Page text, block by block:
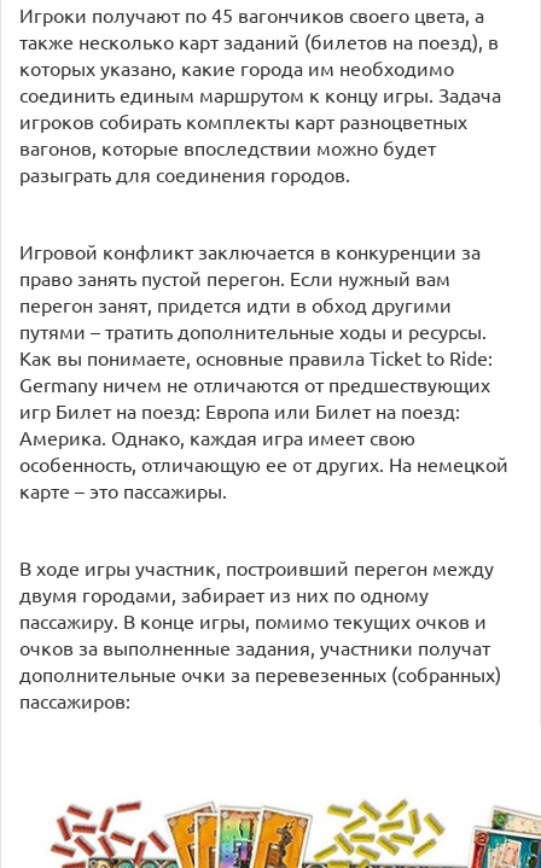
Игроки получают по 45 вагончиков своего цвета, а
также несколько карт заданий (билетов на поезд), в
которых указано, какие города им необходимо
соединить единым маршрутом к концу игры. Задача
игроков собирать комплекты карт разноцветных
вагонов, которые впоследствии можно будет
разыграть для соединения городов.
Игровой конфликт заключается в конкуренции за
право занять пустой перегон. Если нужный вам
перегон занят, придется идти в обход другими
путями – тратить дополнительные ходы и ресурсы.
Как вы понимаете, основные правила Ticket to Ride:
Germany ничем не отличаются от предшествующих
игр Билет на поезд: Европа или Билет на поезд:
Америка. Однако, каждая игра имеет свою
особенность, отличающую ее от других. На немецкой
карте – это пассажиры.
В ходе игры участник, построивший перегон между
двумя городами, забирает из них по одному
пассажиру. В конце игры, помимо текущих очков и
очков за выполненные задания, участники получат
дополнительные очки за перевезенных (собранных)
пассажиров: